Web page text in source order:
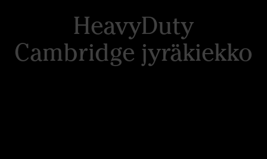
HeavyDuty
Cambridge jyräkiekko